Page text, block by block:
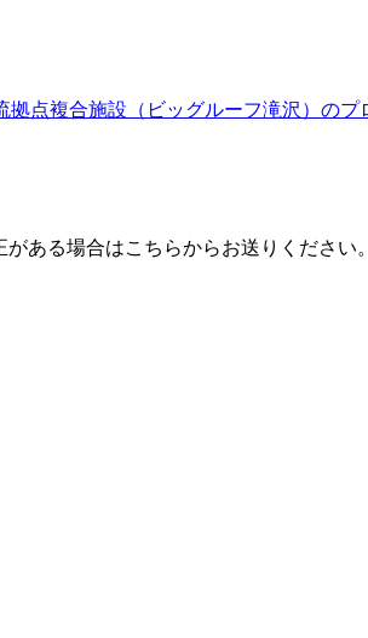
拠点複合施設（ビッグルーフ滝沢） のプ
ある場合はこちらからお送りください。